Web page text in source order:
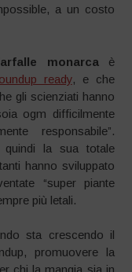
a un costo
monarcaè
ready, e che
gli scienziati hanno
ogm difficilmente
responsabile”.
quindi la sua totale
hanno sviluppato
“super piante
più letali.
sta crescendo il
promuovere la